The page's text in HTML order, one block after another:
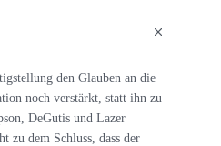
den Glauben an die
noch verstärkt, statt ihn zu
DeGutis und Lazer
zu dem Schluss, dass der